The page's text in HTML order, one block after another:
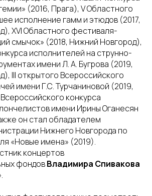
(2016, Прага), V Областного
исполнение гамм и этюдов (2017,
XVI Областного фестиваля-
смычок» (2018, Нижний Новгород),
исполнителей на струнно-
имени Л. А. Бугрова (2019,
III открытого Всероссийского
имени Г.С. Турчаниновой (2019,
конкурса
имени Ирины Оганесян
он стал обладателем
Нижнего Новгорода по
«Новые имена» (2019).
концертов
фондовВладимира Спивакова